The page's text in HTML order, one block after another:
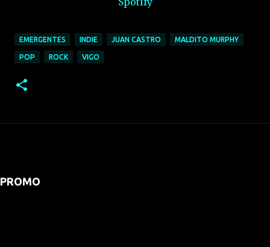
EMERGENTES INDIE JUAN CASTRO MALDITO MURPHY
POP ROCK VIGO
PROMO